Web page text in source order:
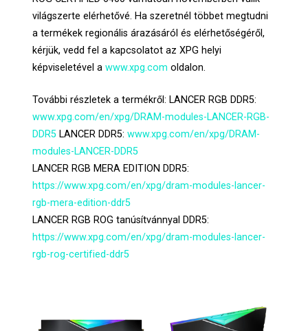
világszerte elérhetővé. Ha szeretnél többet megtudni
a termékek regionális árazásáról és elérhetőségéről,
kérjük, vedd fel a kapcsolatot az XPG helyi
képviseletével awww.xpg.com oldalon.
További részletek a termékről: LANCER RGB DDR5:
www.xpg.com/en/xpg/DRAM-modules-LANCER-RGB-
DDR5 LANCER DDR5:www.xpg.com/en/xpg/DRAM-
modules-LANCER-DDR5
LANCER RGB MERA EDITION DDR5:
https://www.xpg.com/en/xpg/dram-modules-lancer-
rgb-mera-edition-ddr5
LANCER RGB ROG tanúsítvánnyal DDR5:
https://www.xpg.com/en/xpg/dram-modules-lancer-
rgb-rog-certified-ddr5